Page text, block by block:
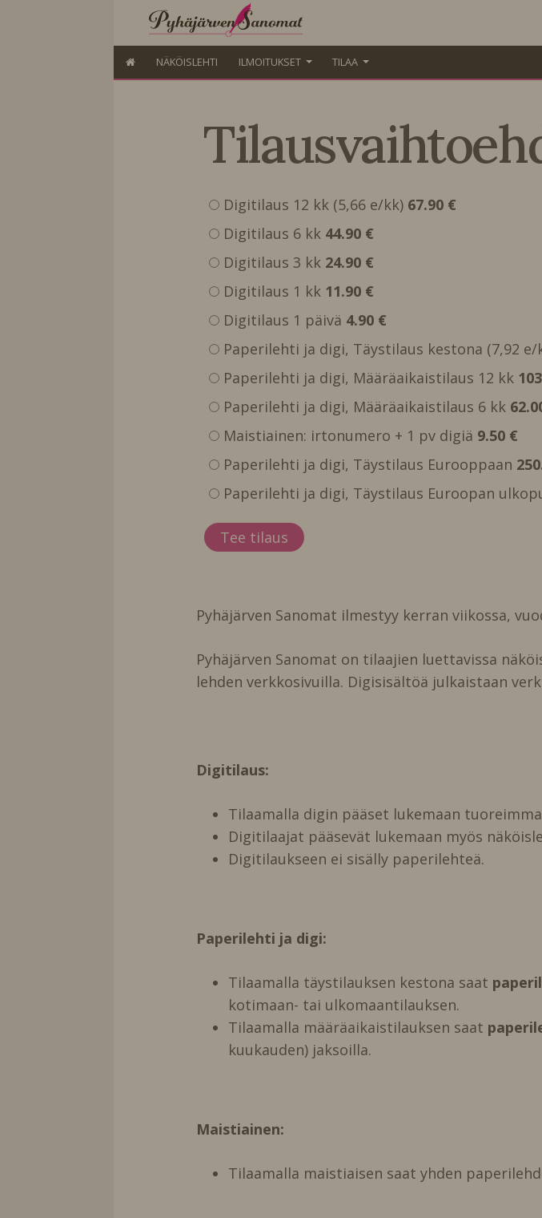
NÄKÖISLEHTI ILMOITUKSET TILAA
Digitilaus 12 kk (5,66 e/kk) 67.90 €
Digitilaus 6 kk 44.90 €
Digitilaus 3 kk 24.90 €
Digitilaus 1 kk 11.90 €
Digitilaus 1 päivä 4.90 €
Paperilehti ja digi, Täystilaus kestona (7,92 e/
Paperilehti ja digi, Määräaikaistilaus 12 kk
Paperilehti ja digi, Määräaikaistilaus 6 kk
Maistiainen: irtonumero + 1 pv digiä 9.50 €
Paperilehti ja digi, Täystilaus Eurooppaan
Paperilehti ja digi, Täystilaus Euroopan
Pyhäjärven Sanomat ilmestyy kerran viikossa,
Pyhäjärven Sanomat on tilaajien luettavissa
lehden verkkosivuilla. Digisisältöä julkaistaan
Digitilaus:
Tilaamalla digin pääset lukemaan
Digitilaajat pääsevät lukemaan myös
Digitilaukseen ei sisälly paperilehteä.
Paperilehti ja digi:
Tilaamalla täystilauksen kestona saat
kotimaan- tai ulkomaantilauksen.
Tilaamalla määräaikaistilauksen saat
kuukauden) jaksoilla.
Maistiainen:
Tilaamalla maistiaisen saat yhden